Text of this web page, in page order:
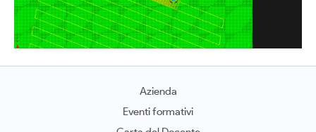
Azienda
Eventi formativi